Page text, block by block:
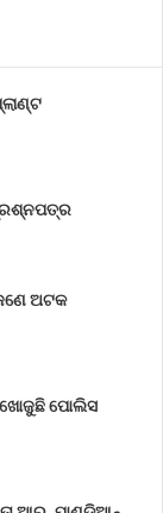
ଅଟକ
ପୋଲିସ